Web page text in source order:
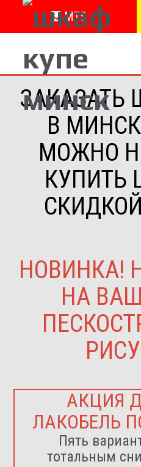
MTS
ЗАКАЗАТЬ
В
МОЖНО
КУПИТЬ
НОВИНКА!
НА
АКЦИЯ
ЛАКОБЕЛЬ
Пять
тотальным